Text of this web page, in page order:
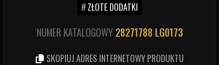
ZŁOTE DODATKI
NUMER KATALOGOWY 28271788 LG0173
SKOPIUJ ADRES INTERNETOWY PRODUKTU